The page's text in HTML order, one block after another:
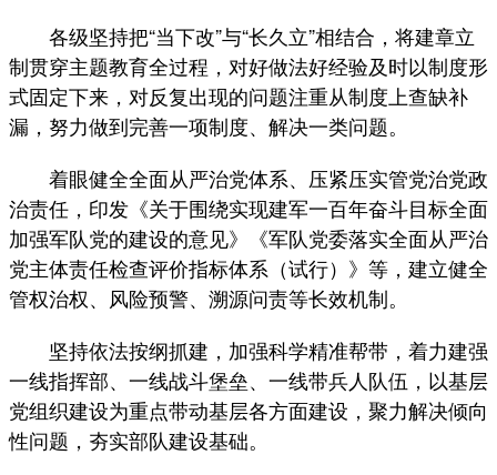
各级坚持把“当下改”与“长久立”相结合，将建章立
制贯穿主题教育全过程，对好做法好经验及时以制度形
式固定下来，对反复出现的问题注重从制度上查缺补
漏，努力做到完善一项制度、解决一类问题。
着眼健全全面从严治党体系、压紧压实管党治党政
治责任，印发《关于围绕实现建军一百年奋斗目标全面
加强军队党的建设的意见》《军队党委落实全面从严治
党主体责任检查评价指标体系（试行）》等，建立健全
管权治权、风险预警、溯源问责等长效机制。
坚持依法按纲抓建，加强科学精准帮带，着力建强
一线指挥部、一线战斗堡垒、一线带兵人队伍，以基层
党组织建设为重点带动基层各方面建设，聚力解决倾向
性问题，夯实部队建设基础。